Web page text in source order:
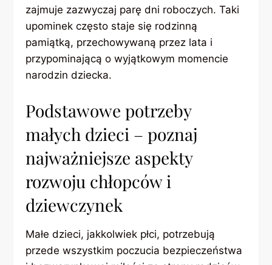
zajmuje zazwyczaj parę dni roboczych. Taki
upominek często staje się rodzinną
pamiątką, przechowywaną przez lata i
przypominającą o wyjątkowym momencie
narodzin dziecka.
Podstawowe potrzeby
małych dzieci – poznaj
najważniejsze aspekty
rozwoju chłopców i
dziewczynek
Małe dzieci, jakkolwiek płci, potrzebują
przede wszystkim poczucia bezpieczeństwa